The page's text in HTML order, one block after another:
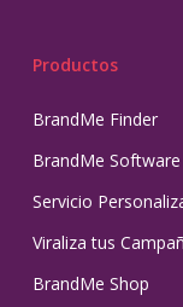
Productos
BrandMe Finder
BrandMe
Servicio
Viraliza tus
BrandMe Shop